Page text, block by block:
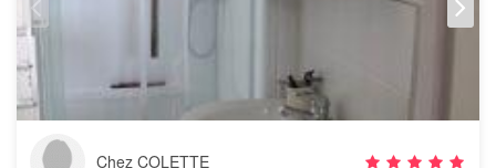
Chez COLETTE